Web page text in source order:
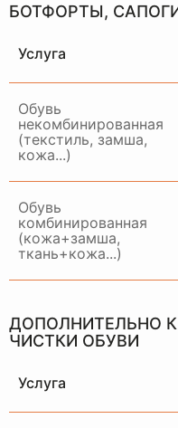
БОТФОРТЫ,
Услуга
Обувь
некомбинированная
(текстиль, замша,
кожа...)
Обувь
комбинированная
(кожа+замша,
ткань+кожа...)
ДОПОЛНИТЕЛЬНО
ЧИСТКИ ОБУВИ
Услуга